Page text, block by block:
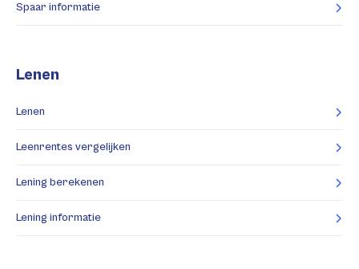
Spaar informatie
Lenen
Lenen
Leenrentes vergelijken
Lening berekenen
Lening informatie